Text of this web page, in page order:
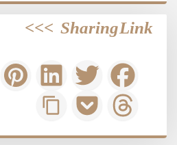
Sharing Link
>>>